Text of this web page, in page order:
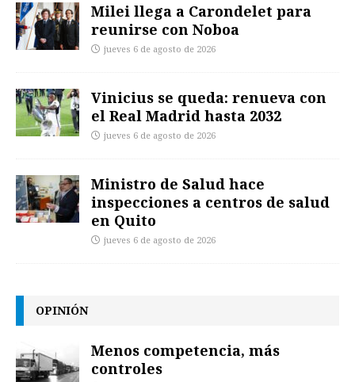
Milei llega a Carondelet para
reunirse con Noboa
jueves 6 de agosto de 2026
Vinicius se queda: renueva con
el Real Madrid hasta 2032
jueves 6 de agosto de 2026
Ministro de Salud hace
inspecciones a centros de salud
en Quito
jueves 6 de agosto de 2026
OPINIÓN
Menos competencia, más
controles